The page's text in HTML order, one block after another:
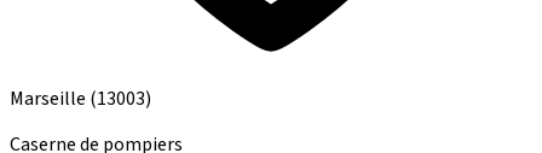
Marseille (13003)
Caserne de pompiers